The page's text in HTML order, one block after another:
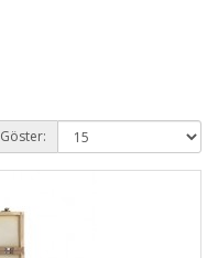
Göster: